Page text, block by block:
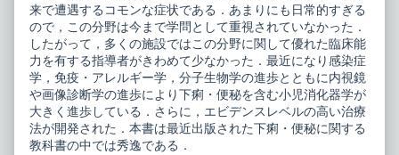
便
秘
published
on
ピ
ク
ス
18
下
痢・
便
秘,
来で遭遇するコモンな症状である．あまりにも日常的すぎる
ので，この分野は今まで学問として重視されていなかった．
したがって，多くの施設ではこの分野に関して優れた臨床能
力を有する指導者がきわめて少なかった．最近になり感染症
学，免疫・アレルギー学，分子生物学の進歩とともに内視鏡
や画像診断学の進歩により下痢・便秘を含む小児消化器学が
大きく進歩している．さらに，エビデンスレベルの高い治療
法が開発された．本書は最近出版された下痢・便秘に関する
教科書の中では秀逸である．